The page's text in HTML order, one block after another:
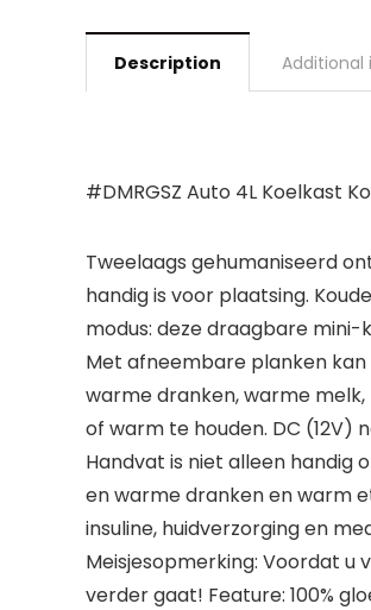
Description
#DMRGSZ Auto 4L Koelkast
Tweelaags gehumaniseerd
handig is voor plaatsing.
modus: deze draagbare
Met afneembare planken
warme dranken, warme
of warm te houden. DC
Handvat is niet alleen handig
en warme dranken en warm
insuline, huidverzorging en
Meisjesopmerking: Voordat
verder gaat! Feature: 100%